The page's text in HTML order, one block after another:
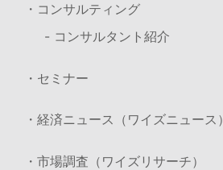
・コンサルティング
- コンサルタント紹介
・セミナー
・経済ニュース（ワイズニュース）
・市場調査（ワイズリサーチ）